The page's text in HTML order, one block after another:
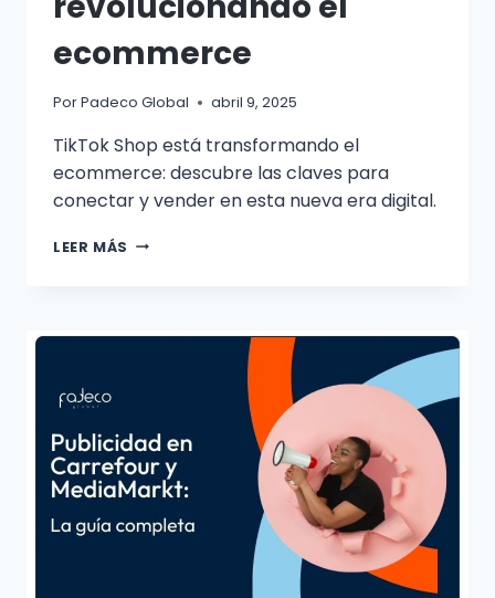
ecommerce
PorPadeco Global abril 9, 2025
TikTok Shop está transformando el
ecommerce: descubre las claves para
conectar y vender en esta nueva era digital.
LEER MÁS